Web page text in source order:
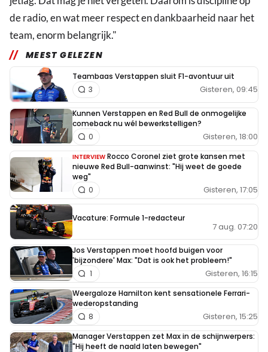
de radio, en wat meer respect en dankbaarheid naar het
team, enorm belangrijk."
MEEST GELEZEN
Teambaas Verstappen sluit F1-avontuur uit
Gisteren, 09:45
3
Kunnen Verstappen en Red Bull de onmogelijke
comeback nu wél bewerkstelligen?
Gisteren, 18:00
0
INTERVIEW Rocco Coronel ziet grote kansen met
nieuwe Red Bull-aanwinst: "Hij weet de goede
weg"
Gisteren, 17:05
0
Vacature: Formule 1-redacteur
7 aug. 07:20
Jos Verstappen moet hoofd buigen voor
'bijzondere' Max: "Dat is ook het probleem!"
Gisteren, 16:15
1
Weergaloze Hamilton kent sensationele Ferrari-
wederopstanding
Gisteren, 15:25
8
Manager Verstappen zet Max in de schijnwerpers:
"Hij heeft de naald laten bewegen"